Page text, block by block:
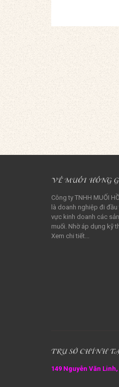
VỀ MUỐI HỒNG
Công ty TNHH MUỐI
là doanh nghiệp đi
vực kinh doanh các
muối. Nhờ áp dụng kỹ
Xem chi tiết...
TRỤ SỞ CHÍNH
149 Nguyễn Văn